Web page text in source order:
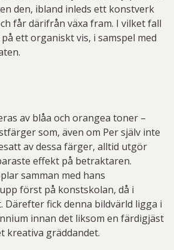
den, ibland inleds ett konstverk
får därifrån växa fram. I vilket fall
ett organiskt vis, i samspel med
av blåa och orangea toner –
som, även om Per själv inte
av dessa färger, alltid utgör
effekt på betraktaren.
samman med hans
först på konstskolan, då i
fick denna bildvärld ligga i
innan det liksom en färdigjäst
kreativa gräddandet.